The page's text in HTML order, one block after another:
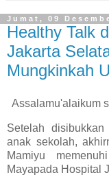
Jumat, 09
Healthy Talk
Jakarta
Mungkinkah
Assalamu'alaikum
Setelah
anak sekolah,
Mamiyu
Mayapada Hospital